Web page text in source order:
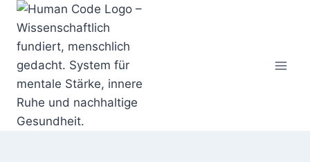
Zum
Inhalt
springen